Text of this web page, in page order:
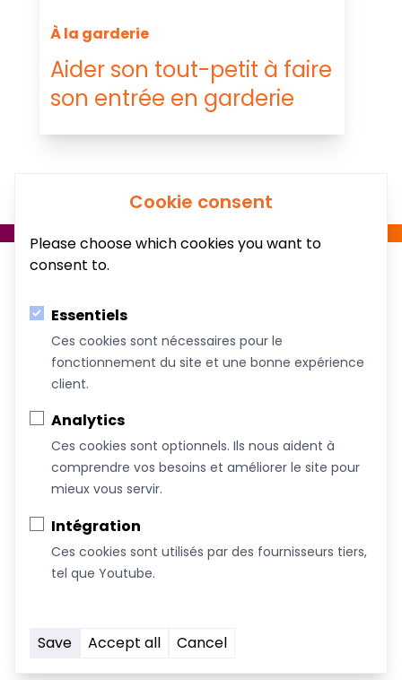
À la garderie
Aider son tout-petit à faire
son entrée en garderie
Au service du bien-être de votre famille!
Coachs &
Intervenants
ateliers et
formations
Devenez commanditaire
Cookie consent
Please choose which cookies you want to
consent to.
Essentiels
Ces cookies sont nécessaires pour le
fonctionnement du site et une bonne expérience
client.
Analytics
Ces cookies sont optionnels. Ils nous aident à
comprendre vos besoins et améliorer le site pour
mieux vous servir.
Intégration
Ces cookies sont utilisés par des fournisseurs tiers,
tel que Youtube.
Save Accept all Cancel